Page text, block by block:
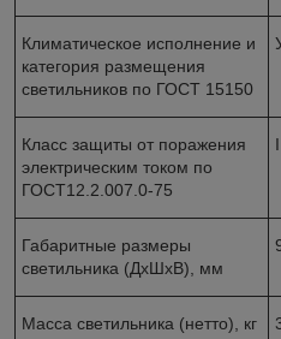
Климатическое исполнение и
категория размещения
светильников по ГОСТ 15150
Класс защиты от поражения
электрическим током по
ГОСТ12.2.007.0-75
I
Габаритные размеры
светильника (ДхШхВ), мм
Масса светильника (нетто), кг